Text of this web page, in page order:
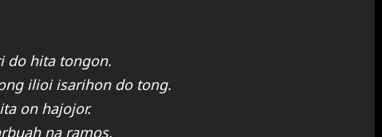
do hita tongon.
ilioi isarihon do tong.
on hajojor.
na ramos.